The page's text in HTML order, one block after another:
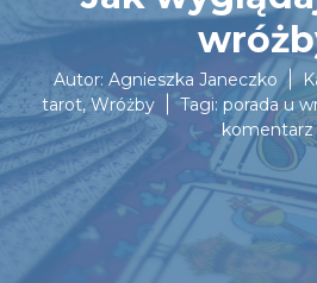
Autor: Agnieszka Janeczko
tarot, Wróżby Tagi: porada u
komentarz